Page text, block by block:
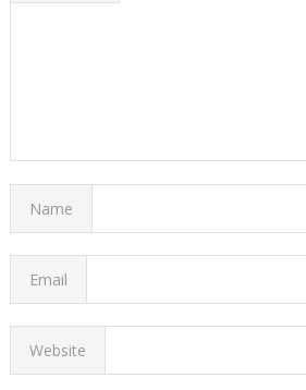
Name
Email
Website